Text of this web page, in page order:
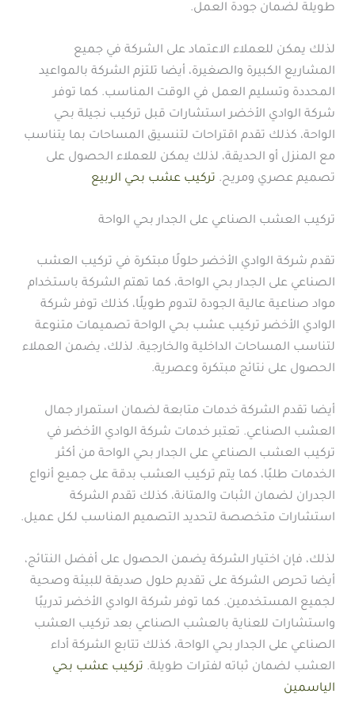
طويلة لضمان جودة العمل.
لذلك يمكن للعملاء الاعتماد على الشركة في جميع
المشاريع الكبيرة والصغيرة، أيضا تلتزم الشركة بالمواعيد
المحددة وتسليم العمل في الوقت المناسب. كما توفر
شركة الوادي الأخضر استشارات قبل تركيب نجيلة بحي
الواحة، كذلك تقدم اقتراحات لتنسيق المساحات بما يتناسب
مع المنزل أو الحديقة، لذلك يمكن للعملاء الحصول على
تصميم عصري ومريح. تركيب عشب بحي الربيع
تركيب العشب الصناعي على الجدار بحي الواحة
تقدم شركة الوادي الأخضر حلولًا مبتكرة في تركيب العشب
الصناعي على الجدار بحي الواحة، كما تهتم الشركة باستخدام
مواد صناعية عالية الجودة لتدوم طويلًا، كذلك توفر شركة
الوادي الأخضر تركيب عشب بحي الواحة تصميمات متنوعة
لتناسب المساحات الداخلية والخارجية. لذلك، يضمن العملاء
الحصول على نتائج مبتكرة وعصرية.
أيضا تقدم الشركة خدمات متابعة لضمان استمرار جمال
العشب الصناعي. تعتبر خدمات شركة الوادي الأخضر في
تركيب العشب الصناعي على الجدار بحي الواحة من أكثر
الخدمات طلبًا، كما يتم تركيب العشب بدقة على جميع أنواع
الجدران لضمان الثبات والمتانة، كذلك تقدم الشركة
استشارات متخصصة لتحديد التصميم المناسب لكل عميل.
لذلك، فإن اختيار الشركة يضمن الحصول على أفضل النتائج،
أيضا تحرص الشركة على تقديم حلول صديقة للبيئة وصحية
لجميع المستخدمين. كما توفر شركة الوادي الأخضر تدريبًا
واستشارات للعناية بالعشب الصناعي بعد تركيب العشب
الصناعي على الجدار بحي الواحة، كذلك تتابع الشركة أداء
العشب لضمان ثباته لفترات طويلة. تركيب عشب بحي
الياسمين